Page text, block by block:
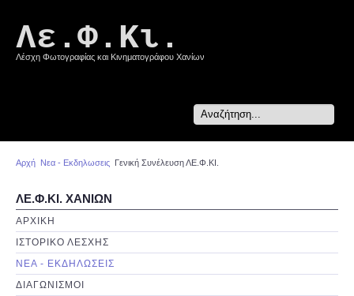
Λε.Φ.Κι.
Λέσχη Φωτογραφίας και Κινηματογράφου Χανίων
Search
...
Αρχή Νεα - Εκδηλωσεις Γενική Συνέλευση ΛΕ.Φ.ΚΙ.
ΛΕ.Φ.ΚΙ. ΧΑΝΙΩΝ
ΑΡΧΙΚΗ
ΙΣΤΟΡΙΚΟ ΛΕΣΧΗΣ
ΝΕΑ - ΕΚΔΗΛΩΣΕΙΣ
ΔΙΑΓΩΝΙΣΜΟΙ